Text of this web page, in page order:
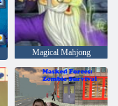
Magical Mahjong